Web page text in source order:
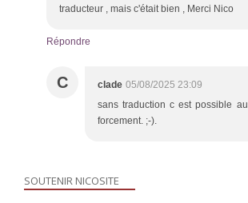
traducteur , mais c'était bien , Merci Nico
Répondre
C clade 05/08/2025 23:09
sans traduction c est possible
forcement. ;-).
SOUTENIR NICOSITE